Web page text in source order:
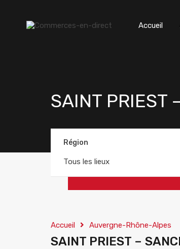
Accueil
SAINT PRIEST
Région
Tous les lieux
Accueil Auvergne-Rhône-Alpes
SAINT PRIEST –